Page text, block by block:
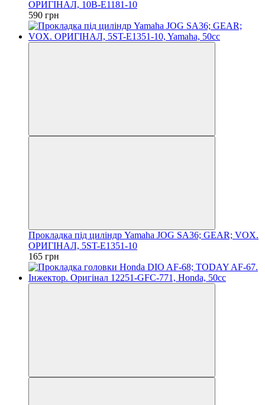
ОРИГІНАЛ, 10B-E1181-10
590 грн
Прокладка під циліндр Yamaha JOG SA36; GEAR; VOX.
ОРИГІНАЛ, 5ST-E1351-10
165 грн